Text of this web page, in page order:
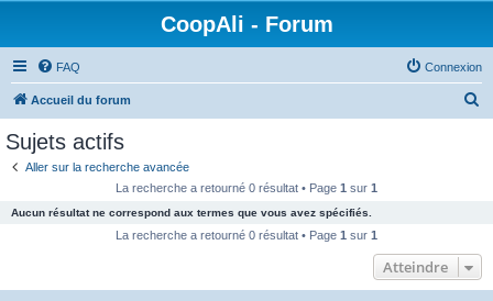
CoopAli - Forum
FAQ Connexion
Accueil du forum
c
Sujets actifs
Aller sur la recherche avancée
La recherche a retourné 0 résultat • Page 1 sur 1
Aucun résultat ne correspond aux termes que vous avez spécifiés.
La recherche a retourné 0 résultat • Page 1 sur 1
Atteindre